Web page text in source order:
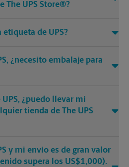
The UPS Store®?
etiqueta de UPS?
¿necesito embalaje para
¿puedo llevar mi
tienda de The UPS
y mi envío es de gran valor
supera los US$1,000).